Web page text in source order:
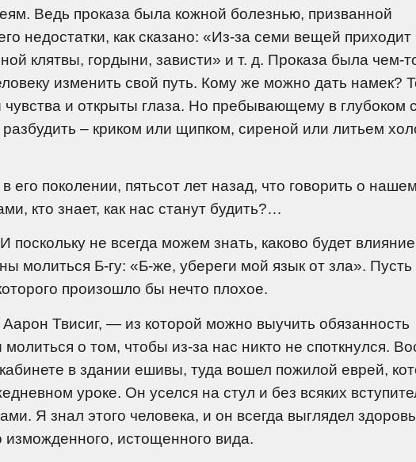
Ведь проказа была кожной болезнью, призванной
недостатки, как сказано: «Из-за семи вещей приходит
клятвы, гордыни, зависти» и т. д. Проказа была чем-
изменить свой путь. Кому же можно дать намек?
чувства и открыты глаза. Но пребывающему в глубоком
– криком или щипком, сиреной или литьем
его поколении, пятьсот лет назад, что говорить о нашем
кто знает, как нас станут будить?…
И поскольку не всегда можем знать, каково будет влияние
молиться Б-гу: «Б-же, убереги мой язык от зла». Пусть
произошло бы нечто плохое.
Твисиг, — из которой можно выучить обязанность
о том, чтобы из-за нас никто не споткнулся.
в здании ешивы, туда вошел пожилой еврей,
уроке. Он уселся на стул и без всяких
Я знал этого человека, и он всегда выглядел
изможденного, истощенного вида.